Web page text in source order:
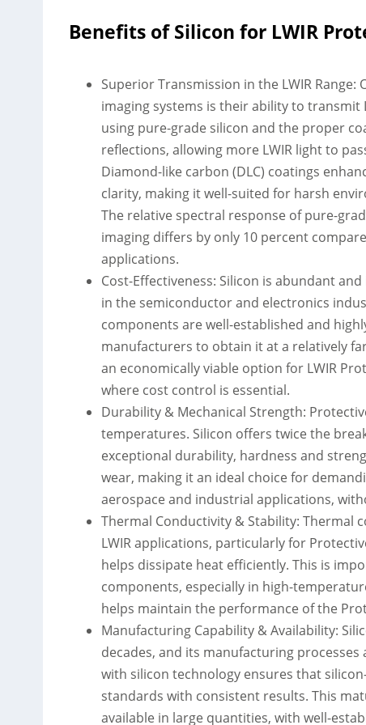
Benefits of Silicon for LWIR
Superior Transmission in the LWIR
imaging systems is their ability to transmit
using pure-grade silicon and the proper
reflections, allowing more LWIR light to
Diamond-like carbon (DLC) coatings
clarity, making it well-suited for harsh
The relative spectral response of pure-
imaging differs by only 10 percent
applications.
Cost-Effectiveness: Silicon is abundant
in the semiconductor and electronics
components are well-established and
manufacturers to obtain it at a relatively
an economically viable option for LWIR
where cost control is essential.
Durability & Mechanical Strength:
temperatures. Silicon offers twice the
exceptional durability, hardness and
wear, making it an ideal choice for
aerospace and industrial applications,
Thermal Conductivity & Stability: Thermal
LWIR applications, particularly for
helps dissipate heat efficiently. This is
components, especially in high-
helps maintain the performance of the
Manufacturing Capability & Availability:
decades, and its manufacturing
with silicon technology ensures that
standards with consistent results. This
available in large quantities, with well-